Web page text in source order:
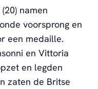
namen
voorsprong en
een medaille.
en Vittoria
en legden
zaten de Britse